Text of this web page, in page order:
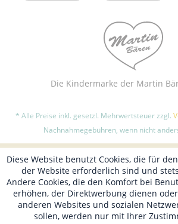
Die Kindermarke der Martin
* Alle Preise inkl. gesetzl. Mehrwertsteuer zzgl.
Nachnahmegebühren, wenn nicht
Diese Website benutzt Cookies, die für
der Website erforderlich sind und
Andere Cookies, die den Komfort bei
erhöhen, der Direktwerbung dienen
anderen Websites und sozialen
sollen, werden nur mit Ihrer